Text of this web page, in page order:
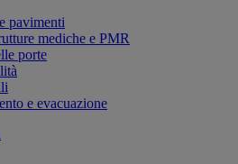
pavimenti
mediche e PMR
porte
e evacuazione